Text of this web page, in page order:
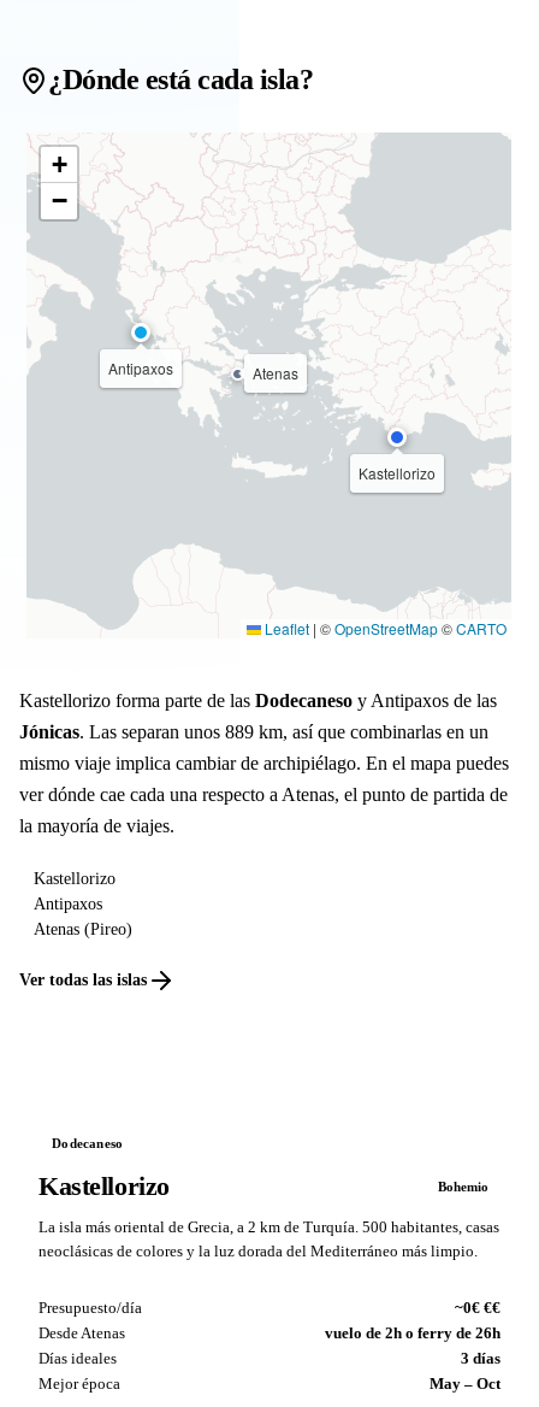
¿Dónde está cada isla?
Kastellorizo
Antipaxos Atenas
+
−
Leaflet | ©OpenStreetMap©CARTO
Kastellorizo forma parte de las Dodecaneso y Antipaxos de las
Jónicas. Las separan unos 889 km, así que combinarlas en un
mismo viaje implica cambiar de archipiélago. En el mapa puedes
ver dónde cae cada una respecto a Atenas, el punto de partida de
la mayoría de viajes.
Kastellorizo
Antipaxos
Atenas (Pireo)
Ver todas las islas
Dodecaneso
Kastellorizo Bohemio
La isla más oriental de Grecia, a 2 km de Turquía. 500 habitantes, casas
neoclásicas de colores y la luz dorada del Mediterráneo más limpio.
Presupuesto/día
~0€ €€
Desde Atenas
vuelo de 2h o ferry de 26h
Días ideales
3 días
Mejor época
May – Oct